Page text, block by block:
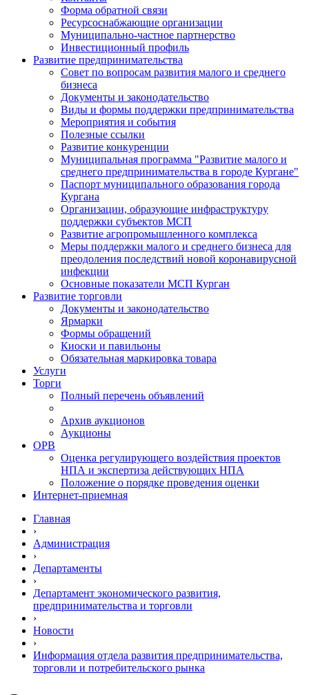
Форма обратной связи
Ресурсоснабжающие организации
Муниципально-частное партнерство
Инвестиционный профиль
Развитие предпринимательства
Совет по вопросам развития малого и среднего
бизнеса
Документы и законодательство
Виды и формы поддержки предпринимательства
Мероприятия и события
Полезные ссылки
Развитие конкуренции
Муниципальная программа "Развитие малого и
среднего предпринимательства в городе Кургане"
Паспорт муниципального образования города
Кургана
Организации, образующие инфраструктуру
поддержки субъектов МСП
Развитие агропромышленного комплекса
Меры поддержки малого и среднего бизнеса для
преодоления последствий новой коронавирусной
инфекции
Основные показатели МСП Курган
Развитие торговли
Документы и законодательство
Ярмарки
Формы обращений
Киоски и павильоны
Обязательная маркировка товара
Услуги
Торги
Полный перечень объявлений
Архив аукционов
Аукционы
ОРВ
Оценка регулирующего воздействия проектов
НПА и экспертиза действующих НПА
Положение о порядке проведения оценки
Интернет-приемная
Главная
›
Администрация
›
Департаменты
›
Департамент экономического развития,
предпринимательства и торговли
›
Новости
›
Информация отдела развития предпринимательства,
торговли и потребительского рынка